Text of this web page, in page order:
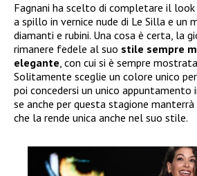
Fagnani ha scelto di completare il
a spillo in vernice nude di Le Silla e un
diamanti e rubini. Una cosa è certa, la
rimanere fedele al suo stile sempre
elegante, con cui si è sempre
Solitamente sceglie un colore unico
poi concedersi un unico
se anche per questa stagione
che la rende unica anche nel suo stile.